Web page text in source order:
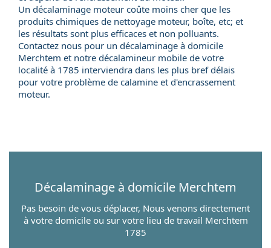
Un décalaminage moteur coûte moins cher que les
produits chimiques de nettoyage moteur, boîte, etc; et
les résultats sont plus efficaces et non polluants.
Contactez nous pour un décalaminage à domicile
Merchtem et notre décalamineur mobile de votre
localité à 1785 interviendra dans les plus bref délais
pour votre problème de calamine et d'encrassement
moteur.
Décalaminage à domicile Merchtem
Pas besoin de vous déplacer, Nous venons directement
à votre domicile ou sur votre lieu de travail Merchtem
1785